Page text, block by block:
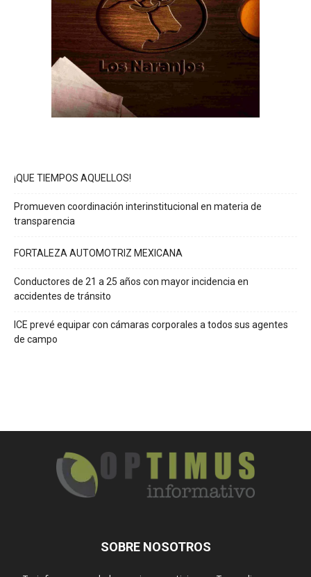
¡QUE TIEMPOS AQUELLOS!
Promueven coordinación interinstitucional en materia de
transparencia
FORTALEZA AUTOMOTRIZ MEXICANA
Conductores de 21 a 25 años con mayor incidencia en
accidentes de tránsito
ICE prevé equipar con cámaras corporales a todos sus agentes
de campo
SOBRE NOSOTROS